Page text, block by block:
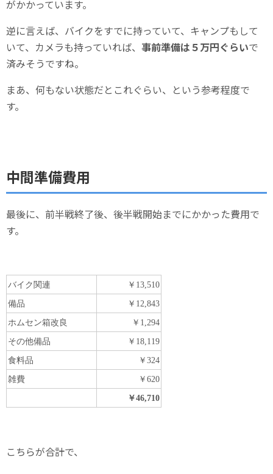
がかかっています。
逆に言えば、バイクをすでに持っていて、キャンプもして
いて、カメラも持っていれば、 事前準備は５万円ぐらいで
済みそうですね。
まあ、何もない状態だとこれぐらい、という参考程度で
す。
中間準備費用
最後に、前半戦終了後、後半戦開始までにかかった費用で
す。
バイク関連 ￥13,510
備品 ￥12,843
ホムセン箱改良 ￥1,294
その他備品 ￥18,119
食料品 ￥324
雑費 ￥620
￥46,710
こちらが合計で、